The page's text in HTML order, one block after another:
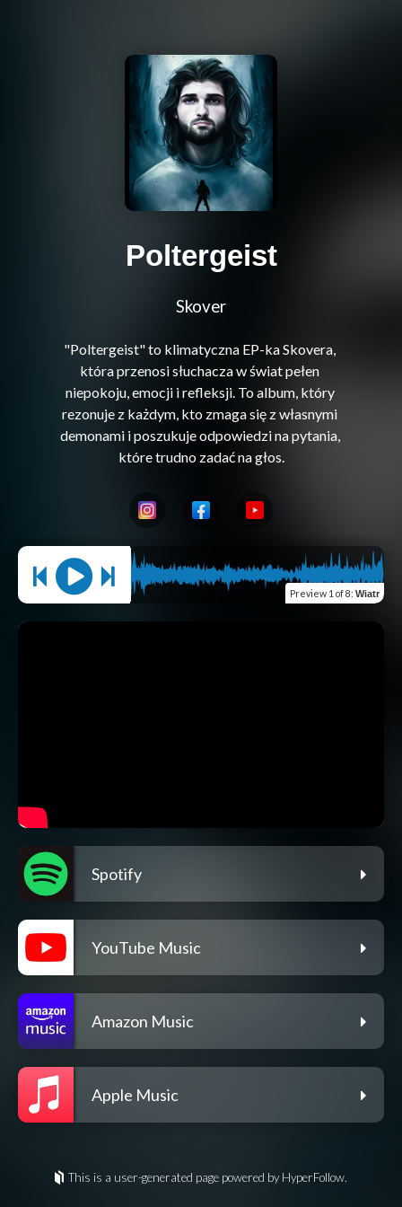
Poltergeist
Skover
"Poltergeist" to klimatyczna EP-ka Skovera,
która przenosi słuchacza w świat pełen
niepokoju, emocji i refleksji. To album, który
rezonuje z każdym, kto zmaga się z własnymi
demonami i poszukuje odpowiedzi na pytania,
które trudno zadać na głos.
Preview 1 of 8: Wiatr
Spotify
YouTube Music
Amazon Music
Apple Music
This is a user-generated page powered by HyperFollow.